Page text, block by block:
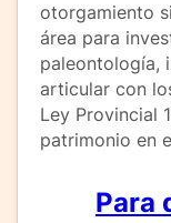
otorgamiento
área para
paleontología,
articular con
Ley Provincial
patrimonio en
Para